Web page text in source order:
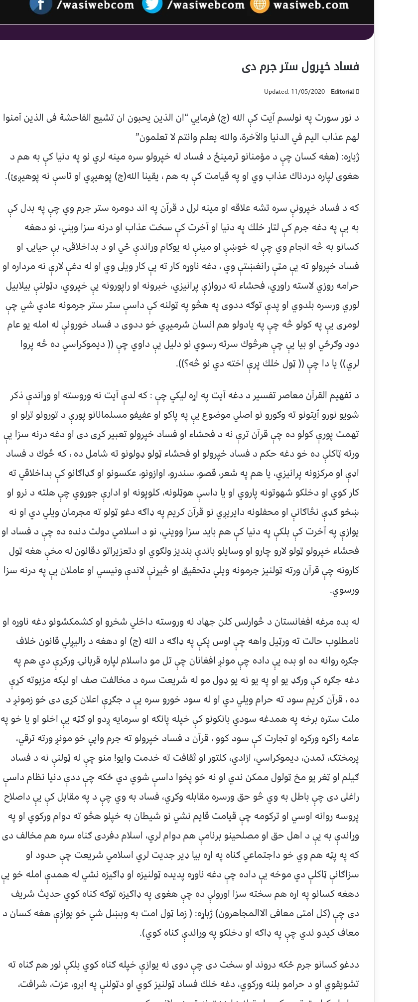
فساد خپرول ستر جرم دى
Editorial
Updated: 11/05/2020
د نور سورت په نولسم اّيت كې الله (ج) فرمايي “ان الذين يحبون ان تشيع الفاحشة فى الذين آمنوا
لهم عذاب اليم في الدنيا والآخرة، والله يعلم وانتم لا تعلمون”
ژباړه: (هغه كسان چې د موْمنانو ترمينځ د فساد له خپرولو سره مينه لري نو په دنيا كې به هم د
هغوى لپاره دردناك عذاب وي او په قيامت كې به هم ، يقينا الله(ج) پوهيږي او تاسې نه پوهيږئ).
كه د فساد خپرونې سره تشه علاقه او مينه لرل د قراّن په اند دومره ستر جرم وي چې په بدل كې
به يې په دغه جرم كې لتاړ خلك په دنيا او اّخرت كې سخت عذاب او درنه سزا ويني، نو دهغه
كسانو به څه انجام وي چې له خوښې او مينې نه يوګام وړاندې ځي او د بداخلاقۍ، بې حيايۍ او
فساد خپرولو ته يې مټې رانغښتې وي ، دغه ناوړه كار ته يې كار ويلى وي او له دغې لارې نه مرداره او
حرامه روزي لاسته راوړي، فحشاء ته دروازې پرانيزي، خبرونه او راپورونه يې خپروي، دټولنې بيلابيل
لوري ورسره بلدوي او پدې توګه ددوى په هڅو په ټولنه كې داسې ستر ستر جرمونه عادي شي چې
لومړى يې په كولو څه چې په يادولو هم انسان شرميږي خو ددوى د فساد خورونې له امله يو عام
دود وګرځي او بيا يې چې هرڅوك سرته رسوي نو دليل يې داوي چې (( ديموكراسي ده څه پروا
لري)) يا دا چې (( ټول خلك پرې اخته دي نو څه؟)).
د تفهيم القراّن معاصر تفسير د دغه اّيت په اړه ليكي چې : كه لدې اّيت نه وروسته او وړاندې ذكر
شويو نورو اّيتونو ته وګورو نو اصلي موضوع يې په پاكو او عفيفو مسلمانانو پورې د تورونو تړلو او
تهمت پورې كولو ده چې قراّن ترې نه د فحشاء او فساد خپرولو تعبير كړى دى او دغه درنه سزا يې
ورته ټاكلې ده خو دغه حكم د فساد خپرولو او فحشاء ټولو ډولونو ته شامل ده ، كه څوك د فساد
اډې او مركزونه پرانيزي، يا هم په شعر، قصو، سندرو، اوازونو، عكسونو او ګډاګانو كې بداخلاقي ته
كار كوي او دخلكو شهوتونه پاروي او يا داسې هوټلونه، كلوپونه او ادارې جوړوي چې هلته د نرو او
ښځو ګډې نڅاګانې او محفلونه دايريږي نو قراّن كريم په ډاګه دغو ټولو ته مجرمان ويلي دي او نه
يوازې په اّخرت كې بلكې په دنيا كې هم بايد سزا وويني، نو د اسلامي دولت دنده ده چې د فساد او
فحشاء خپرولو ټولو لارو چارو او وسايلو باندې بنديز ولګوي او دتعزيراتو دقانون له مخې هغه ټول
كارونه چې قراّن ورته ټولنيز جرمونه ويلي دتحقيق او څيړنې لاندې ونيسي او عاملان يې په درنه سزا
ورسوي.
له بده مرغه افغانستان د څوارلس كلن جهاد نه وروسته داخلي شخړو او كشمكشونو دغه ناوړه او
نامطلوب حالت ته ورټيل واهه چې اوس پكې په ډاګه د الله (ج) او دهغه د راليږلي قانون خلاف
جګړه روانه ده او بده يې داده چې مونږ افغانان چې تل مو داسلام لپاره قربانۍ وركړې دي هم په
دغه جګړه كې ورګډ يو او په يو نه يو ډول مو له شريعت سره د مخالفت صف او ليكه مزبوته كړې
ده ، قراّن كريم سود ته حرام ويلي دي او له سود خورو سره يې د جګړې اعلان كړى دى خو زمونږ د
ملت ستره برخه په همدغه سودي بانكونو كې خپله پانګه او سرمايه ږدو او ګټه يې اخلو او يا خو په
عامه راكړه وركړه او تجارت كې سود كوو ، قراّن د فساد خپرولو ته جرم وايي خو مونږ ورته ترقي،
پرمختګ، تمدن، ديموكراسي، ازادي، كلتور او ثقافت ته خدمت وايو! منو چې له ټولنې نه د فساد
ګيلم او ټغر يو مخ ټولول ممكن ندي او نه خو پخوا داسې شوي دي ځكه چې ددې دنيا نظام داسې
راغلى دى چې باطل به وي څو حق ورسره مقابله وكړي، فساد به وي چې د په مقابل كې يې داصلاح
پروسه روانه اوسي او تركومه چې قيامت قايم نشي نو شيطان به خپلو هڅو ته دوام وركوي او په
وړاندې به يې د اهل حق او مصلحينو برنامې هم دوام لري، اسلام دفردى ګناه سره هم مخالف دى
كه په پټه هم وي خو داجتماعي ګناه په اړه بيا ډير جديت لري اسلامي شريعت چې حدود او
سزاګانې ټاكلې دي موخه يې داده چې دغه ناوړه پديده ټولنيزه او ډاګيزه نشي له همدې امله خو يې
دهغه كسانو په اړه هم سخته سزا اورولې ده چې هغوى په ډاګيزه توګه كناه كوي حديث شريف
دى چې (كل امتى معافى الاالمجاهرون) ژباړه: ( زما ټول امت به وبښل شي خو يوازې هغه كسان د
معاف كيدو ندي چې په ډاګه او دخلكو په وړاندې ګناه كوي).
ددغو كسانو جرم ځكه دروند او سخت دى چې دوى نه يوازې خپله ګناه كوي بلكې نور هم ګناه ته
تشويقوي او د حرامو بلنه وركوي، دغه خلك فساد ټولنيز كوي او دټولنې په ابرو، عزت، شرافت،